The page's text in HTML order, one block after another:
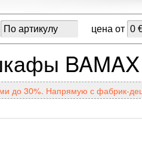
цена от
BAMAX
до 30%. Напрямую с фабрик-